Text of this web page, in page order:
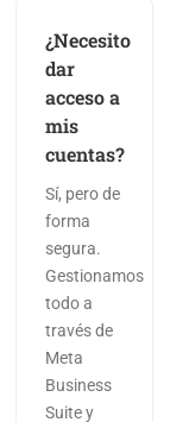
¿Necesito
dar
acceso a
mis
cuentas?
Sí, pero de
forma
segura.
Gestionamos
todo a
través de
Meta
Business
Suite y